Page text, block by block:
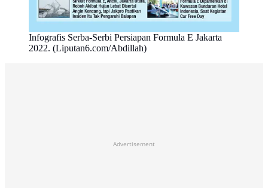
Infografis Serba-Serbi Persiapan Formula E Jakarta
2022. (Liputan6.com/Abdillah)
Advertisement